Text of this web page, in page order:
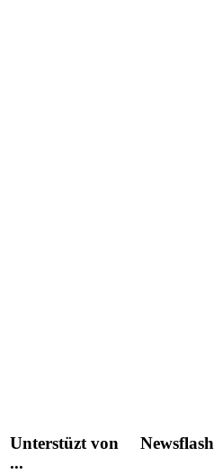
Unterstüzt von
...
Newsflash